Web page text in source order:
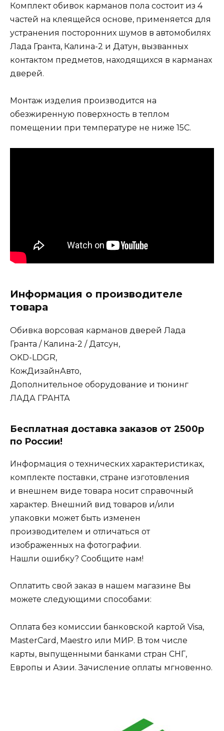
Комплект обивок карманов пола состоит из 4
частей на клеящейся основе, применяется для
устранения посторонних шумов в автомобилях
Лада Гранта, Калина-2 и Датун, вызванных
контактом предметов, находящихся в карманах
дверей.
Монтаж изделия производится на
обезжиренную поверхность в теплом
помещении при температуре не ниже 15С.
Информация о производителе
товара
Обивка ворсовая карманов дверей Лада
Гранта / Калина-2 / Датсун,
OKD-LDGR,
КожДизайнАвто,
Дополнительное оборудование и тюнинг
ЛАДА ГРАНТА
Бесплатная доставка заказов от 2500р
по России!
Информация о технических характеристиках,
комплекте поставки, стране изготовления
и внешнем виде товара носит справочный
характер. Внешний вид товаров и/или
упаковки может быть изменен
производителем и отличаться от
изображенных на фотографии.
Нашли ошибку? Сообщите нам!
Оплатить свой заказ в нашем магазине Вы
можете следующими способами:
Оплата без комиссии банковской картой Visa,
MasterCard, Maestro или МИР. В том числе
карты, выпущенными банками стран СНГ,
Европы и Азии. Зачисление оплаты мгновенно.